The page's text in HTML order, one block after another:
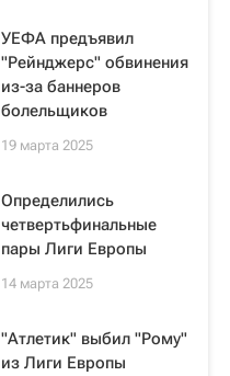
УЕФА предъявил
"Рейнджерс" обвинения
из-за баннеров
болельщиков
19 марта 2025
Определились
четвертьфинальные
пары Лиги Европы
14 марта 2025
"Атлетик" выбил "Рому"
из Лиги Европы